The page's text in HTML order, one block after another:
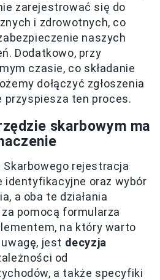
zarejestrować się do
i zdrowotnych, co
naszych
Dodatkowo, przy
czasie, co składanie
dołączyć zgłoszenia
przyspiesza ten proces.
skarbowym ma
Skarbowego rejestracja
identyfikacyjne oraz wybór
a oba te działania
pomocą formularza
na który warto
jest decyzja
od
a także specyfiki